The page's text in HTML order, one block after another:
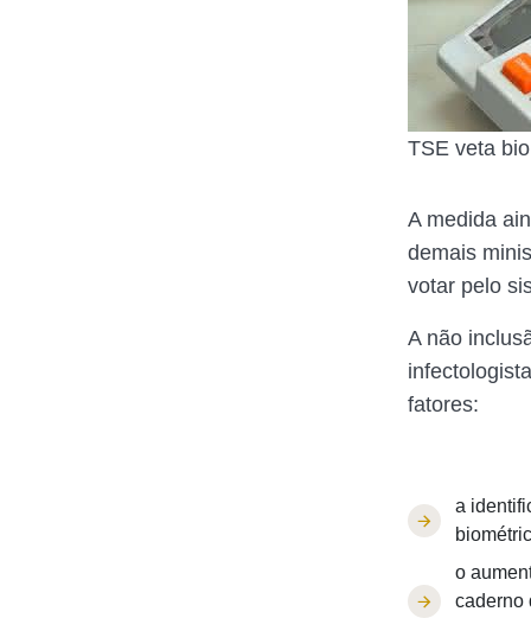
TSE veta
A medida
demais
votar pelo
A não
fatores:
a
o
caderno